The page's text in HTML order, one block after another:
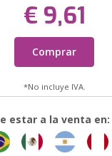
€ 9,61
Comprar
*No incluye IVA.
estar a la venta en: